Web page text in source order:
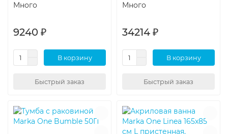
Много
9240 ₽
В корзину
Быстрый заказ
Много
34214 ₽
В корзину
Быстрый заказ